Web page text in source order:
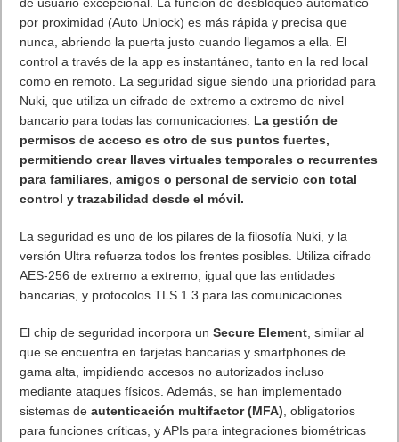
de usuario excepcional. La función de desbloqueo automático
por proximidad (Auto Unlock) es más rápida y precisa que
nunca, abriendo la puerta justo cuando llegamos a ella. El
control a través de la app es instantáneo, tanto en la red local
como en remoto. La seguridad sigue siendo una prioridad para
Nuki, que utiliza un cifrado de extremo a extremo de nivel
bancario para todas las comunicaciones. La gestión de
permisos de acceso es otro de sus puntos fuertes,
permitiendo crear llaves virtuales temporales o recurrentes
para familiares, amigos o personal de servicio con total
control y trazabilidad desde el móvil.
La seguridad es uno de los pilares de la filosofía Nuki, y la
versión Ultra refuerza todos los frentes posibles. Utiliza cifrado
AES-256 de extremo a extremo, igual que las entidades
bancarias, y protocolos TLS 1.3 para las comunicaciones.
El chip de seguridad incorpora unSecure Element, similar al
que se encuentra en tarjetas bancarias y smartphones de
gama alta, impidiendo accesos no autorizados incluso
mediante ataques físicos. Además, se han implementado
sistemas deautenticación multifactor (MFA), obligatorios
para funciones críticas, y APIs para integraciones biométricas